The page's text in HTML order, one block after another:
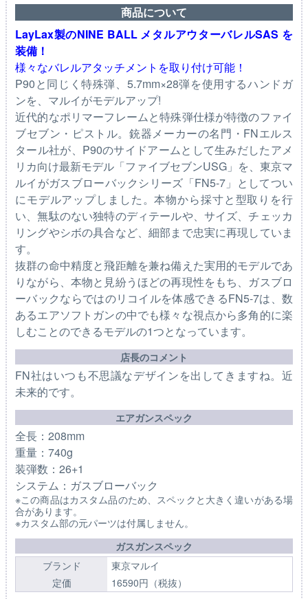
商品について
LayLax製のNINE BALL メタルアウターバレルSAS を
装備！
様々なバレルアタッチメントを取り付け可能！
P90と同じく特殊弾、5.7mm×28弾を使用するハンドガ
ンを、マルイがモデルアップ!
近代的なポリマーフレームと特殊弾仕様が特徴のファイ
ブセブン・ピストル。銃器メーカーの名門・FNエルス
タール社が、P90のサイドアームとして生みだしたアメ
リカ向け最新モデル「ファイブセブンUSG」を、東京マ
ルイがガスブローバックシリーズ「FN5-7」としてつい
にモデルアップしました。本物から採寸と型取りを行
い、無駄のない独特のディテールや、サイズ、チェッカ
リングやシボの具合など、細部まで忠実に再現していま
す。
抜群の命中精度と飛距離を兼ね備えた実用的モデルであ
りながら、本物と見紛うほどの再現性をもち、ガスブロ
ーバックならではのリコイルを体感できるFN5-7は、数
あるエアソフトガンの中でも様々な視点から多角的に楽
しむことのできるモデルの1つとなっています。
店長のコメント
FN社はいつも不思議なデザインを出してきますね。近
未来的です。
エアガンスペック
全長：208mm
重量：740g
装弾数：26+1
システム：ガスブローバック
※この商品はカスタム品のため、スペックと大きく違いがある場
合があります。
※カスタム部の元パーツは付属しません。
ガスガンスペック
ブランド
東京マルイ
定価
16590円（税抜）